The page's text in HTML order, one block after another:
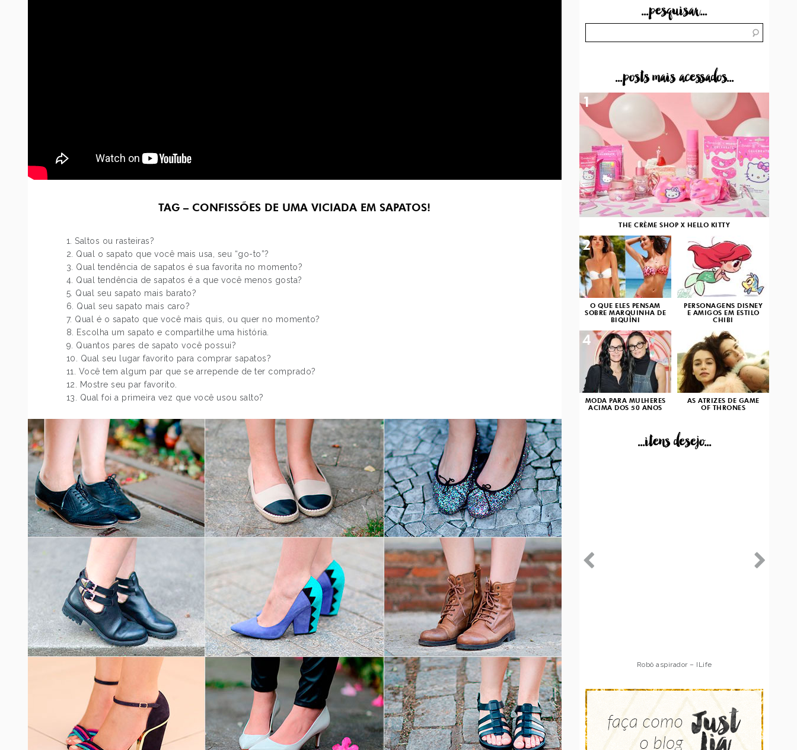
TAG – CONFISSÕES DE UMA VICIADA EM SAPATOS!
1. Saltos ou rasteiras?
2. Qual o sapato que você mais usa, seu “go-to”?
3. Qual tendência de sapatos é sua favorita no momento?
4. Qual tendência de sapatos é a que você menos gosta?
5. Qual seu sapato mais barato?
6. Qual seu sapato mais caro?
7. Qual é o sapato que você mais quis, ou quer no momento?
8. Escolha um sapato e compartilhe uma história.
9. Quantos pares de sapato você possui?
10. Qual seu lugar favorito para comprar sapatos?
11. Você tem algum par que se arrepende de ter comprado?
12. Mostre seu par favorito.
13. Qual foi a primeira vez que você usou salto?
...pesquisar...
...posts mais acessados...
THE CRÈME SHOP X HELLO KITTY
1
O QUE ELES PENSAM
SOBRE MARQUINHA DE
BIQUÍNI
2
PERSONAGENS DISNEY
E AMIGOS EM ESTILO
CHIBI
3
MODA PARA MULHERES
ACIMA DOS 50 ANOS
4
AS ATRIZES DE GAME
OF THRONES
...itens desejo...
Robô aspirador – Multilaser